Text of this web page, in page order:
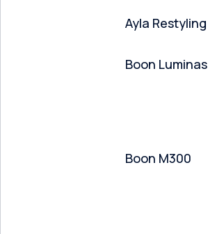
Ayla Restyling
Boon Luminas
Boon M300